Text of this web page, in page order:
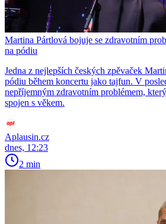
Martina Pártlová bojuje se zdravotním
na pódiu
Jedna z nejlepších českých zpěvaček
pódiu během koncertu jako tajfun. V
nepříjemným zdravotním problémem,
spojen s věkem.
Aplausin.cz
dnes, 12:23
2 min